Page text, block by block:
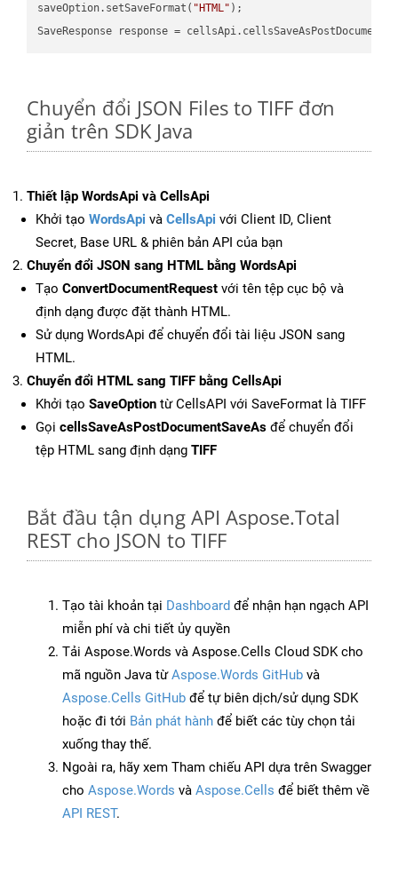
saveOption.setSaveFormat( "HTML" );
SaveResponse response =
Chuyển đổi JSON Files to TIFF đơn
giản trên SDK Java
Thiết lập WordsApi và CellsApi
Khởi tạo WordsApi và CellsApi với Client ID, Client
Secret, Base URL & phiên bản API của bạn
Chuyển đổi JSON sang HTML bằng WordsApi
Tạo ConvertDocumentRequest với tên tệp cục bộ và
định dạng được đặt thành HTML.
Sử dụng WordsApi để chuyển đổi tài liệu JSON sang
HTML.
Chuyển đổi HTML sang TIFF bằng CellsApi
Khởi tạo SaveOption từ CellsAPI với SaveFormat là TIFF
Gọi cellsSaveAsPostDocumentSaveAs để chuyển đổi
tệp HTML sang định dạng TIFF
Bắt đầu tận dụng API Aspose.Total
REST cho JSON to TIFF
Tạo tài khoản tại Dashboard để nhận hạn ngạch API
miễn phí và chi tiết ủy quyền
Tải Aspose.Words và Aspose.Cells Cloud SDK cho
mã nguồn Java từAspose.Words GitHub và
Aspose.Cells GitHub để tự biên dịch/sử dụng SDK
hoặc đi tới Bản phát hành để biết các tùy chọn tải
xuống thay thế.
Ngoài ra, hãy xem Tham chiếu API dựa trên Swagger
cho Aspose.Words và Aspose.Cells để biết thêm về
API REST.